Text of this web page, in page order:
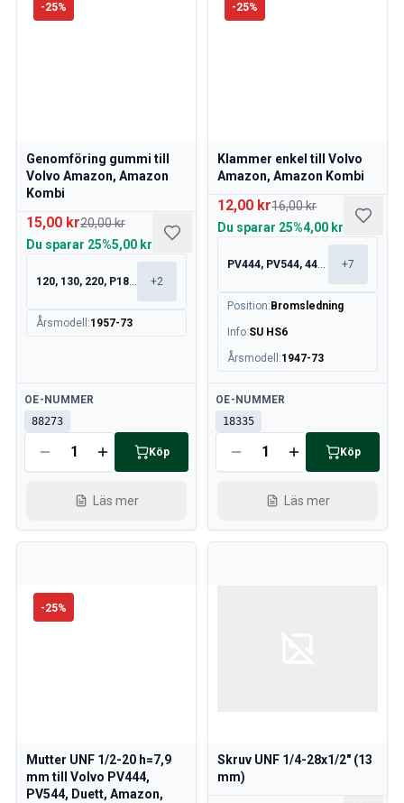
Volvo 760 Sprängskisser
-25%
Genomföring gummi till
Volvo Amazon, Amazon
Kombi
15,00 kr20,00 kr
Du sparar 25%5,00 kr
120, 130, 220, P1800 +2
Årsmodell :1957-73
Tillgänglig
OE-NUMMER
88273
Köp
Läs mer
-25%
Klammer enkel till Volvo
Amazon, Amazon Kombi
12,00 kr16,00 kr
Du sparar 25%4,00 kr
PV444, PV544, 445, 210 +7
Position: Bromsledning
Info:SU HS6
Årsmodell :1947-73
Tillgänglig
OE-NUMMER
18335
Köp
Läs mer
-25%
Mutter UNF 1/2-20 h=7,9
mm till Volvo PV444,
PV544, Duett, Amazon,
Skruv UNF 1/4-28x1/2" (13
mm)